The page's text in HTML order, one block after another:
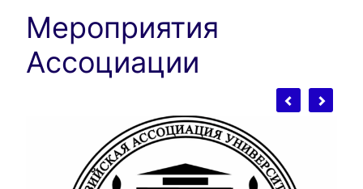
Мероприятия
Ассоциации